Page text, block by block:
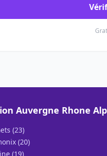
Auvergne Rhone
(23)
(20)
(19)